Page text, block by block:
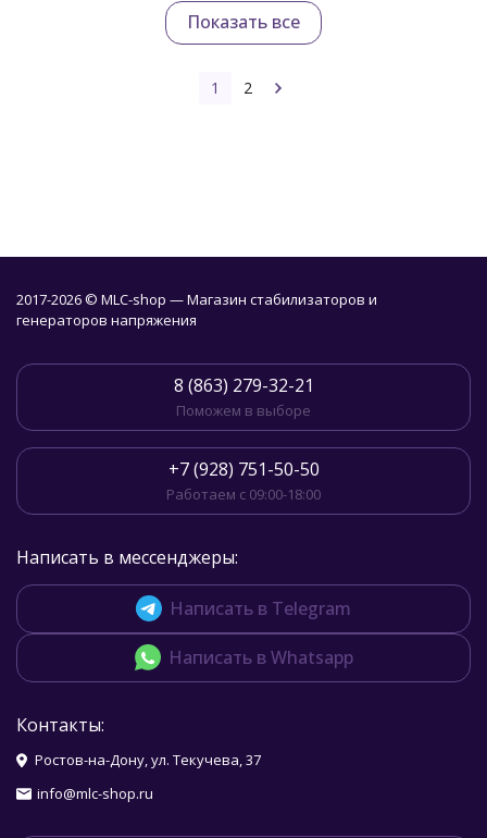
Показать все
1 2
2017-2026 © MLC-shop — Магазин стабилизаторов и
генераторов напряжения
8 (863) 279-32-21
Поможем в выборе
+7 (928) 751-50-50
Работаем с 09:00-18:00
Написать в мессенджеры:
Написать в Telegram
Написать в Whatsapp
Контакты:
Ростов-на-Дону, ул. Текучева, 37
info@mlc-shop.ru